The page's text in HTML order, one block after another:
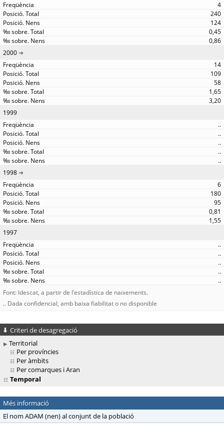
4
240
124
0,45
0,86
2000
14
109
58
1,65
3,20
1999
..
..
..
..
..
1998
6
180
95
0,81
1,55
1997
..
..
..
..
..
Font: Idescat, a partir de l'estadística de naixements.
.. Dada confidencial, amb baixa fiabilitat o no disponible
Criteri de desagregació
Territorial
Per províncies
Per àmbits
Per comarques i Aran
Temporal
Més informació
El nom ADAM (nen) al conjunt de la població